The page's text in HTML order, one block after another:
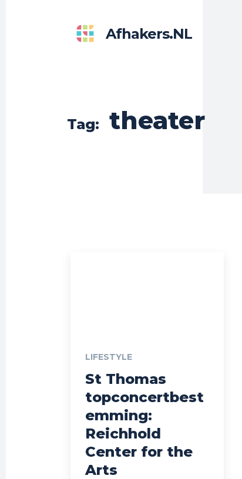
Afhakers.nL
Tag: theater
LIFESTYLE
St Thomas
topconcertbest
emming:
Reichhold
Center for the
Arts